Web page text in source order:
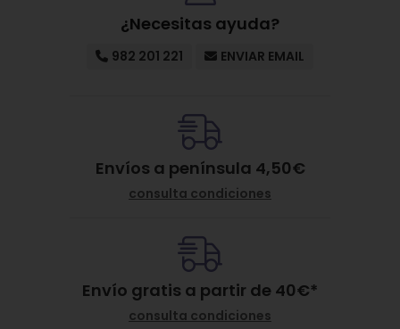
¿Necesitas ayuda?
982 201 221 ENVIAR EMAIL
Envíos a península 4,50€
consulta condiciones
Envío gratis a partir de 40€*
consulta condiciones